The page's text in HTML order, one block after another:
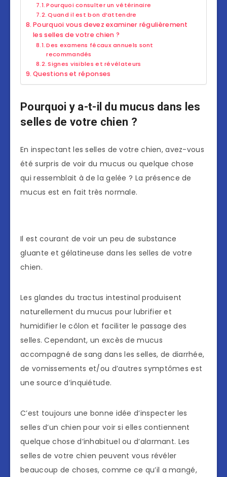
Pourquoi consulter un vétérinaire
Quand il est bon d’attendre
Pourquoi vous devez examiner régulièrement
les selles de votre chien ?
Des examens fécaux annuels sont
recommandés
Signes visibles et révélateurs
Questions et réponses
Pourquoi y a-t-il du mucus dans les
selles de votre chien ?
En inspectant les selles de votre chien, avez-vous
été surpris de voir du mucus ou quelque chose
qui ressemblait à de la gelée ? La présence de
mucus est en fait très normale.
Il est courant de voir un peu de substance
gluante et gélatineuse dans les selles de votre
chien.
Les glandes du tractus intestinal produisent
naturellement du mucus pour lubrifier et
humidifier le côlon et faciliter le passage des
selles. Cependant, un excès de mucus
accompagné de sang dans les selles, de diarrhée,
de vomissements et/ou d’autres symptômes est
une source d’inquiétude.
C’est toujours une bonne idée d’inspecter les
selles d’un chien pour voir si elles contiennent
quelque chose d’inhabituel ou d’alarmant. Les
selles de votre chien peuvent vous révéler
beaucoup de choses, comme ce qu’il a mangé,